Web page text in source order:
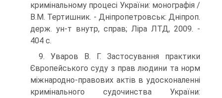
кримінальному процесі України: моногра­фія /
В.М. Тертишник. - Дніпропетровськ: Дніпроп.
держ. ун-т внутр, справ; Ліра ЛТД, 2009. -
404 с.
9. Уваров В. Г. Застосування практики
Європейського суду з прав людини та норм
міжнародно-правових актів в удосконаленні
кримінального судочинства України: